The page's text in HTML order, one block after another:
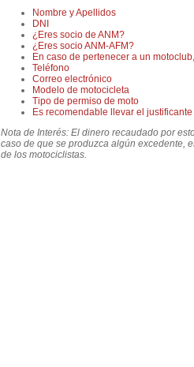
Nombre y Apellidos
DNI
¿Eres socio de ANM?
¿Eres socio ANM-AFM?
En caso de pertenecer a un
Teléfono
Correo electrónico
Modelo de motocicleta
Tipo de permiso de moto
Es recomendable llevar el
Nota de Interés: El dinero recaudado por
caso de que se produzca algún excedente,
de los motociclistas.